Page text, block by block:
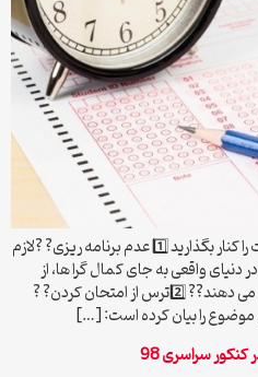
برای تضمین قبولی در کنکور این عادات را کنار بگذارید 1️⃣ عدم برنامه ریزی? ?لازم
واقعی به جای کمال گرا ها، از
کسانی قدردانی می شود که کاری انجام می دهند?? 2️⃣ترس از امتحان کردن? ?
را بیان کرده است: […]
سراسری 98